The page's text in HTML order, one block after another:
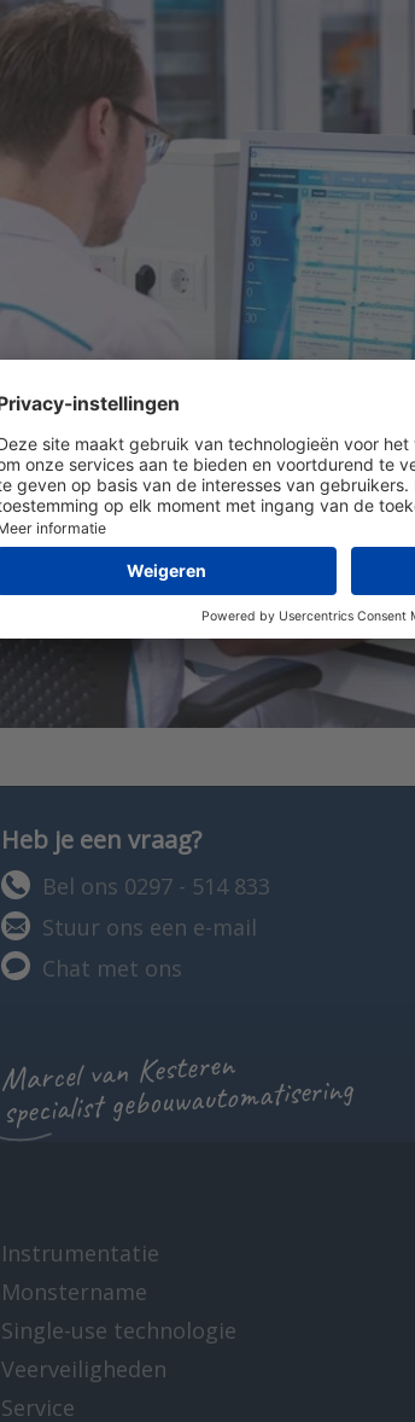
Heb je een vraag?
Bel ons 0297 - 514 833
Stuur ons een e-mail
Chat met ons
Marcel van Kesteren
specialist gebouwautomatisering
Instrumentatie
Monstername
Single-use technologie
Veerveiligheden
Service